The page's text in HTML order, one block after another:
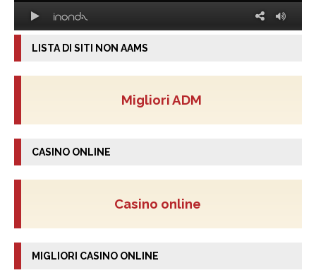
LISTA DI SITI NON AAMS
Migliori ADM
CASINO ONLINE
Casino online
MIGLIORI CASINO ONLINE